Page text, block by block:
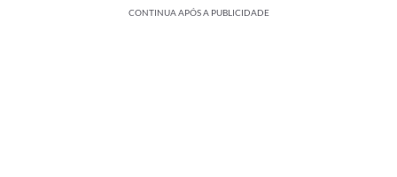
CONTINUA APÓS A PUBLICIDADE